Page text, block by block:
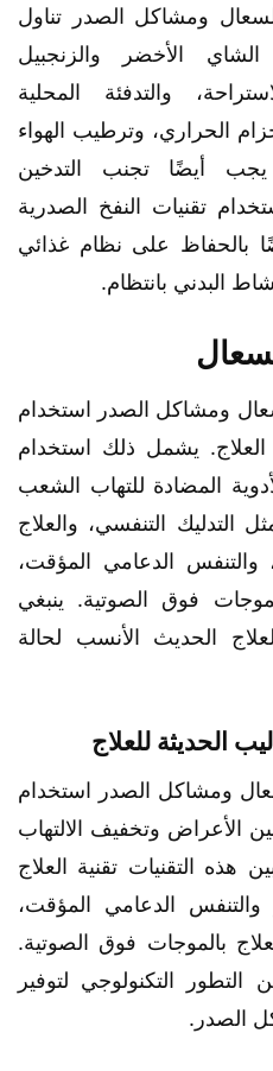
ومشاكل الصدر تناول
الأخضر والزنجبيل
والتدفئة المحلية
الحراري، وترطيب الهواء
أيضًا تجنب التدخين
تقنيات النفخ الصدرية
بالحفاظ على نظام غذائي
البدني بانتظام.
ومشاكل الصدر استخدام
يشمل ذلك استخدام
المضادة للتهاب الشعب
التدليك التنفسي، والعلاج
والتنفس الدعامي المؤقت،
فوق الصوتية. ينبغي
الحديث الأنسب لحالة
الحديثة للعلاج
ومشاكل الصدر استخدام
الأعراض وتخفيف الالتهاب
التقنيات تقنية العلاج
الدعامي المؤقت،
بالموجات فوق الصوتية.
التطور التكنولوجي لتوفير
الصدر.